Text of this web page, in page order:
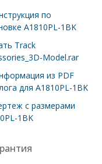
по
A1810PL-1BK
Track
Model.rar
из PDF
для A1810PL-1BK
с размерами
1BK